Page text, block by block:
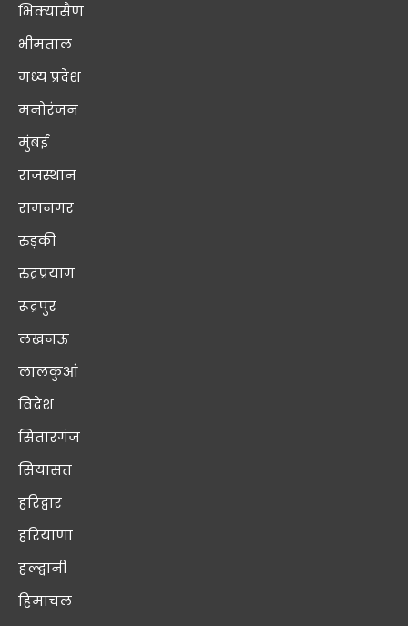
भिक्यासैण
भीमताल
मध्य प्रदेश
मनोरंजन
मुंबई
राजस्थान
रामनगर
रुड़की
रुद्रप्रयाग
रूद्रपुर
लखनऊ
लालकुआं
विदेश
सितारगंज
सियासत
हरिद्वार
हरियाणा
हल्द्वानी
हिमाचल